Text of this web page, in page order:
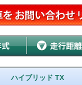
ハイブリッド TX